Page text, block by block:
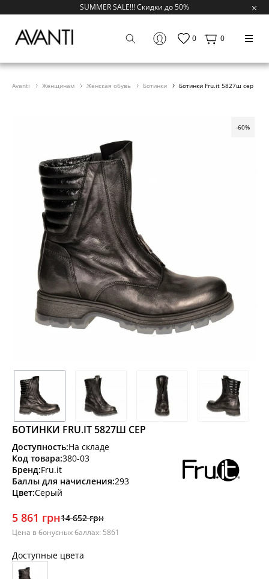
SUMMER SALE!!! Скидки до 50%
0 0
Avanti Женщинам Женская обувь Ботинки Ботинки Fru.it 5827ш сер
-60%
БОТИНКИ FRU.IT 5827Ш СЕР
Доступность:На складе
Код товара:380-03
Бренд:Fru.it
Баллы для начисления:293
Цвет:Серый
Доступные цвета
5 861 грн14 652 грн
Цена в бонусных баллах: 5861